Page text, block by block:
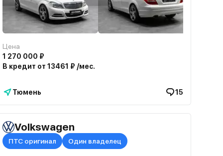
Цена
1 270 000 ₽
В кредит от 13461 ₽ /мес.
Тюмень 15
Volkswagen
ПТС оригинал Один владелец